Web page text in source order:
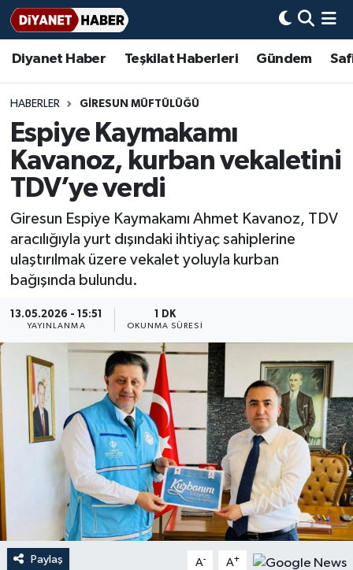
Diyanet Haber Teşkilat Haberleri Gündem
HABERLER GIRESUN MÜFTÜLÜĞÜ
Espiye Kaymakamı
Kavanoz, kurban vekaletini
TDV’ye verdi
Giresun Espiye Kaymakamı Ahmet Kavanoz, TDV
aracılığıyla yurt dışındaki ihtiyaç sahiplerine
ulaştırılmak üzere vekalet yoluyla kurban
bağışında bulundu.
13.05.2026 - 15:51
YAYINLANMA
1 DK
OKUNMA SÜRESI
Paylaş A- A+
Diyanet Haber
Teşkilat Haberleri
Adana Müftülüğü
Adıyaman Müftülüğü
Afyonkarahisar Müftülüğü
Ağrı Müftülüğü
Aksaray Müftülüğü
Amasya Müftülüğü
Antalya Müftülüğü
Ardahan Müftülüğü
Artvin Müftülüğü
Aydın Müftülüğü
Balıkesir Müftülüğü
Bartın Müftülüğü
Gündem
#Keşfet
Bir Ayet
Bir Hikaye
Biyografiler
Dini kavramlar
Diyanet Bilgi
Diyanet Takvimi
Hadislerle İslam
Kudüs
Kurban
Mukabele
Peygamberimizin Hayatı
Ramazan
Basında Bugün
DİYANET eKİTAP
Aile Dergisi
Aylık Dergi
TDV
Hutbeler
DİYANET AKADEMİ
DİYANET GENÇLİK
DİYANET RADYO/TV
DEPREM
İmam Hatip Okulları
Başmakale
Hadis-i Şerifler
Hayat Okumaları
Nöbetçi Eczaneler
Hava Durumu
Ankara Namaz Vakitleri
Trafik Durumu
Süper Lig Puan Durumu ve Fikstür
Tüm Manşetler
Haber Arşivi